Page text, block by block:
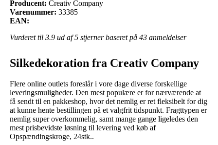
Producent: Creativ Company
Varenummer: 33385
EAN:
Vurderet til 3.9 ud af 5 stjerner baseret på 43 anmeldelser
Silkedekoration fra Creativ Company
Flere online outlets foreslår i vore dage diverse forskellige
leveringsmuligheder. Den mest populære er for nærværende at
få sendt til en pakkeshop, hvor det nemlig er ret fleksibelt for dig
at kunne hente bestillingen på et valgfrit tidspunkt. Fragttypen er
nemlig super overkommelig, samt mange gange ligeledes den
mest prisbevidste løsning til levering ved køb af
Opspændingskroge, 24stk..